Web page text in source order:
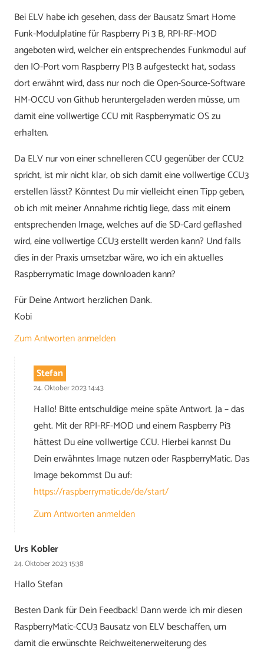
Bei ELV habe ich gesehen, dass der Bausatz Smart Home
Funk-Modulplatine für Raspberry Pi 3 B, RPI-RF-MOD
angeboten wird, welcher ein entsprechendes Funkmodul auf
den IO-Port vom Raspberry PI3 B aufgesteckt hat, sodass
dort erwähnt wird, dass nur noch die Open-Source-Software
HM-OCCU von Github heruntergeladen werden müsse, um
damit eine vollwertige CCU mit Raspberrymatic OS zu
erhalten.
Da ELV nur von einer schnelleren CCU gegenüber der CCU2
spricht, ist mir nicht klar, ob sich damit eine vollwertige CCU3
erstellen lässt? Könntest Du mir vielleicht einen Tipp geben,
ob ich mit meiner Annahme richtig liege, dass mit einem
entsprechenden Image, welches auf die SD-Card geflashed
wird, eine vollwertige CCU3 erstellt werden kann? Und falls
dies in der Praxis umsetzbar wäre, wo ich ein aktuelles
Raspberrymatic Image downloaden kann?
Für Deine Antwort herzlichen Dank.
Kobi
Zum Antworten anmelden
Stefan
24. Oktober 2023 14:43
Hallo! Bitte entschuldige meine späte Antwort. Ja – das
geht. Mit der RPI-RF-MOD und einem Raspberry Pi3
hättest Du eine vollwertige CCU. Hierbei kannst Du
Dein erwähntes Image nutzen oder RaspberryMatic. Das
Image bekommst Du auf:
https://raspberrymatic.de/de/start/
Zum Antworten anmelden
Urs Kobler
24. Oktober 2023 15:38
Hallo Stefan
Besten Dank für Dein Feedback! Dann werde ich mir diesen
RaspberryMatic-CCU3 Bausatz von ELV beschaffen, um
damit die erwünschte Reichweitenerweiterung des